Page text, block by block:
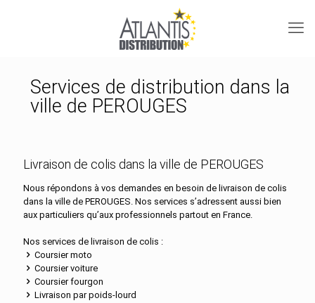
Services de distribution dans la
ville de PEROUGES
Livraison de colis dans la ville de PEROUGES
Nous répondons à vos demandes en besoin de livraison de colis
dans la ville de PEROUGES. Nos services s’adressent aussi bien
aux particuliers qu’aux professionnels partout en France.
Nos services de livraison de colis :
Coursier moto
Coursier voiture
Coursier fourgon
Livraison par poids-lourd